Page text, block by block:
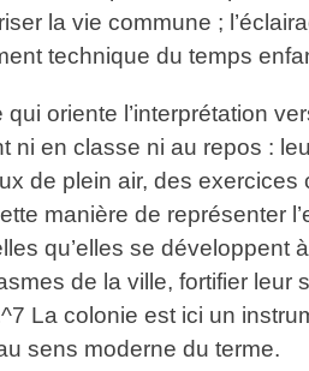
la vie commune ;
technique du temps
oriente l’interprétation
ni en classe ni au repos :
de plein air, des exercices
manière de représenter
qu’elles se développent
de la ville, fortifier leur
La colonie est ici un
sens moderne du terme.